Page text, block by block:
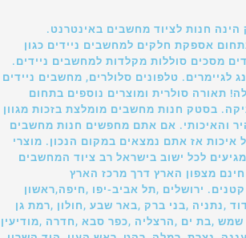
חנות לציוד מחשבים באינטרנט.
אספקת חלקים למחשבים ניידים כגון
מסכים סוללות מקלדות למחשבים ניידים.
לגיימרים. טלפונים סלולרים, מחשבים ניידים
תאורה סולרית ומוצרים נוספים בתחום
בסטק חנות מחשבים מומלצת בזכות מגוון
והאיכותי. אם אתם מחפשים חנות מחשבים
איכות אז אתם נמצאים במקום הנכון. מוצרי
לכל ישוב בישראל רב ציוד המחשבים
מצפון הארץ דרך מרכז הארץ
ירושלים ,תל אביב-יפו ,חיפה,ראשון
,נתניה ,בני ברק ,באר שבע ,חולון ,רמת גן
שמש ,בת ים ,הרצליה ,כפר סבא ,חדרה ,מודיעין